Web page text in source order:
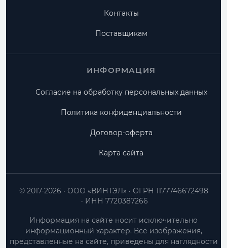
Контакты
Поставщикам
ИНФОРМАЦИЯ
Согласие на обработку персональных данных
Политика конфиденциальности
Договор-оферта
Карта сайта
ООО «ВИНТЭЛ»
ОГРН 1177746672498
ИНН 7720387266
© 2017-2026
Информация на сайте носит исключительно
информационный характер. Все изображения,
представленные на сайте, приведены для наглядности